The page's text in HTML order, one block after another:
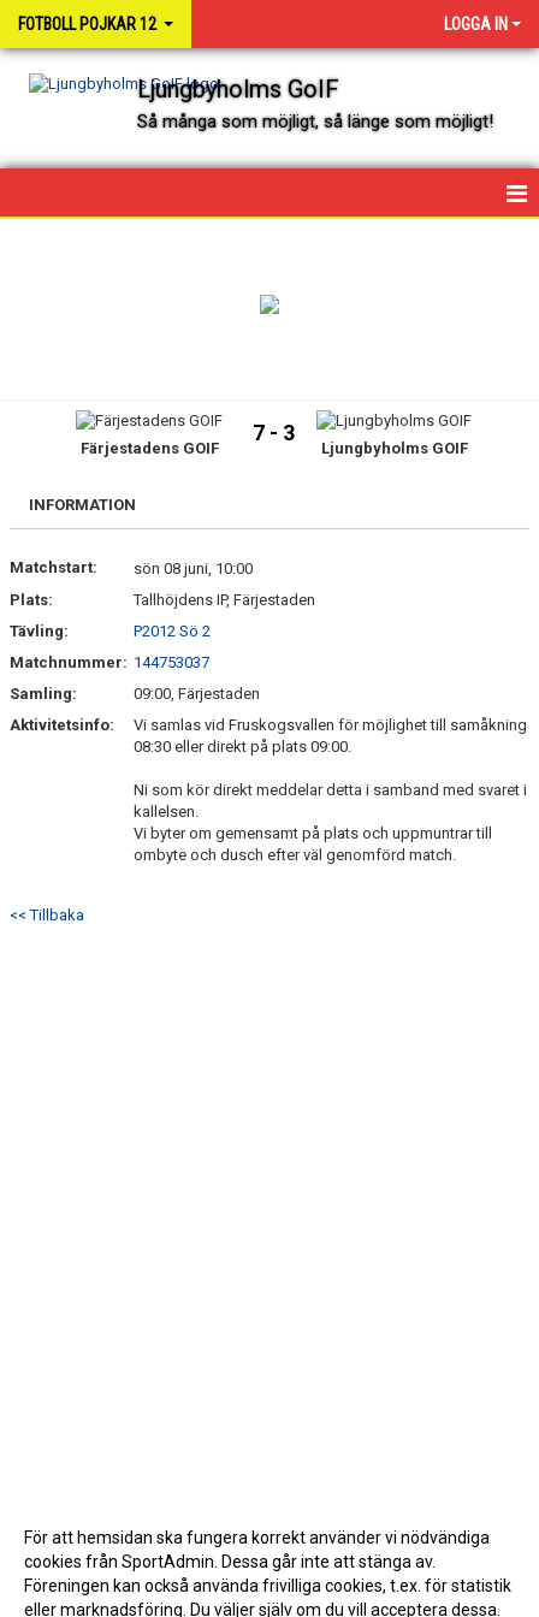
FOTBOLL POJKAR 12 LOGGA IN
Ljungbyholms GoIF
Så många som möjligt, så länge som möjligt!
MATCHERFärjestadens GOIF
7 - 3
Ljungbyholms GOIF
INFORMATION
Matchstart:
sön 08 juni, 10:00
Plats:
Tallhöjdens IP, Färjestaden
Tävling:
P2012 Sö 2
Matchnummer: 144753037
Samling:
09:00, Färjestaden
Aktivitetsinfo:
Vi samlas vid Fruskogsvallen för möjlighet till samåkning
08:30 eller direkt på plats 09:00.
Ni som kör direkt meddelar detta i samband med svaret i
kallelsen.
Vi byter om gemensamt på plats och uppmuntrar till
ombyte och dusch efter väl genomförd match.
<< Tillbaka
För att hemsidan ska fungera korrekt använder vi nödvändiga
cookies från SportAdmin. Dessa går inte att stänga av.
Föreningen kan också använda frivilliga cookies, t.ex. för statistik
eller marknadsföring. Du väljer själv om du vill acceptera dessa.